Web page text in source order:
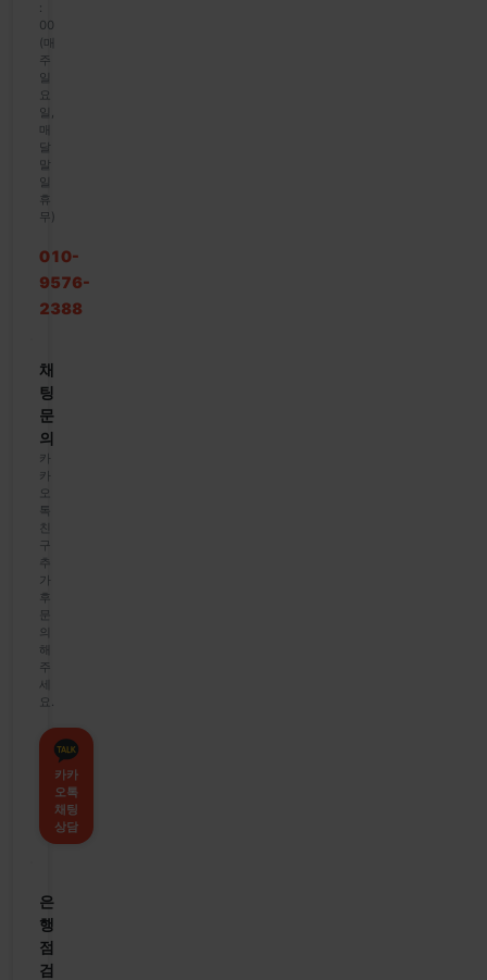
:
00
(매
주
일
요
일,
매
달
말
일
휴
무)
010-
9576-
2388
채
팅
문
의
카
카
오
톡
친
구
추
가
후
문
의
해
주
세
요.
카카
오톡
채팅
상담
은
행
점
검